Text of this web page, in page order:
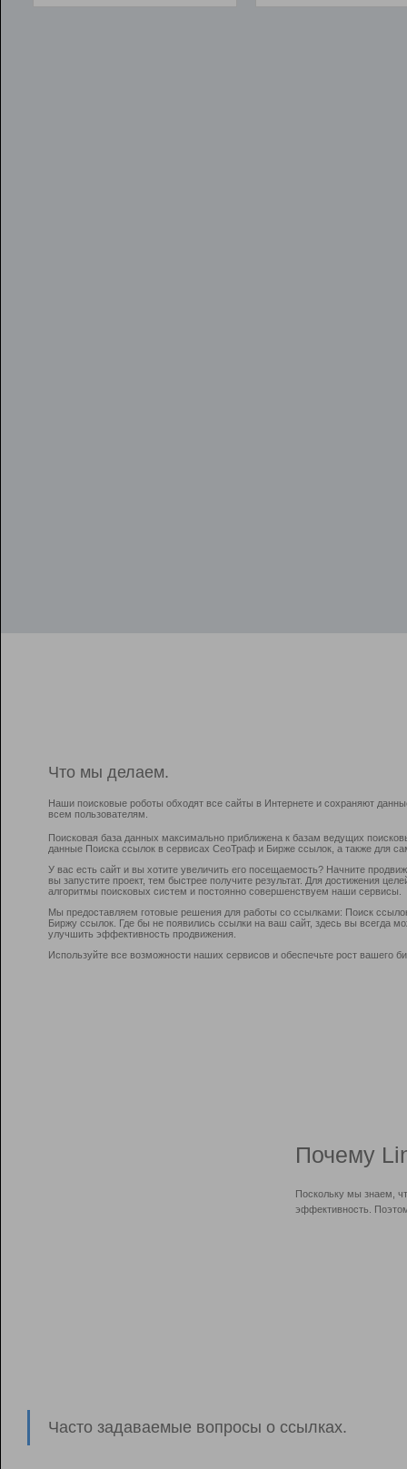
Что мы делаем.
Наши поисковые роботы обходят все сайты в Интернете и сохраняют
всем пользователям.
Поисковая база данных максимально приближена к базам ведущих
данные Поиска ссылок в сервисах СеоТраф и Бирже ссылок, а также для
У вас есть сайт и вы хотите увеличить его посещаемость? Начните
вы запустите проект, тем быстрее получите результат. Для достижения
алгоритмы поисковых систем и постоянно совершенствуем наши сервисы.
Мы предоставляем готовые решения для работы со ссылками: Поиск
Биржу ссылок. Где бы не появились ссылки на ваш сайт, здесь вы всегда
улучшить эффективность продвижения.
Используйте все возможности наших сервисов и обеспечьте рост вашего
Почему
Поскольку мы знаем,
эффективность.
Часто задаваемые вопросы о ссылках.